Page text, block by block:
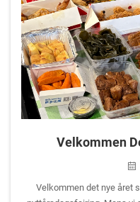
Velkommen
Velkommen det nye året